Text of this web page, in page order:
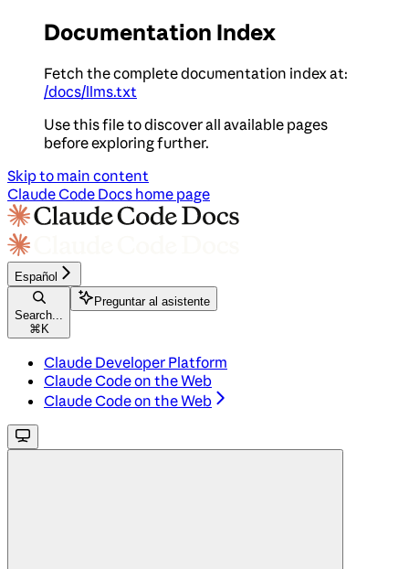
Documentation Index
Fetch the complete documentation index at:
/docs/llms.txt
Use this file to discover all available pages
before exploring further.
Skip to main content
Claude Code Docs home page
Español
Search...
⌘ K
Preguntar al asistente
Claude Developer Platform
Claude Code on the Web
Claude Code on the Web